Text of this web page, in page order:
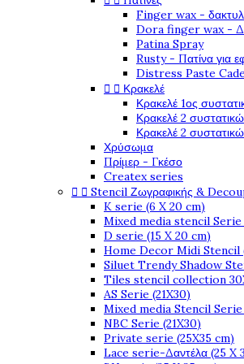
Finger wax -
Dora finger wax -
Patina Spray
Rusty - Πατίνα για
Distress Paste
  Κρακελέ
Κρακελέ 1ος
Κρακελέ 2
Κρακελέ 2
Χρύσωμα
Πρίμερ - Γκέσο
Createx series
  Stencil Ζωγραφικής &
K serie (6 X 20 cm)
Mixed media stencil Serie
D serie (15 X 20 cm)
Home Decor Midi Stencil
Siluet Trendy Shadow
Tiles stencil collection
AS Serie (21X30)
Mixed media Stencil Serie
NBC Serie (21X30)
Private serie (25X35 cm)
Lace serie-Δαντέλα (25 X